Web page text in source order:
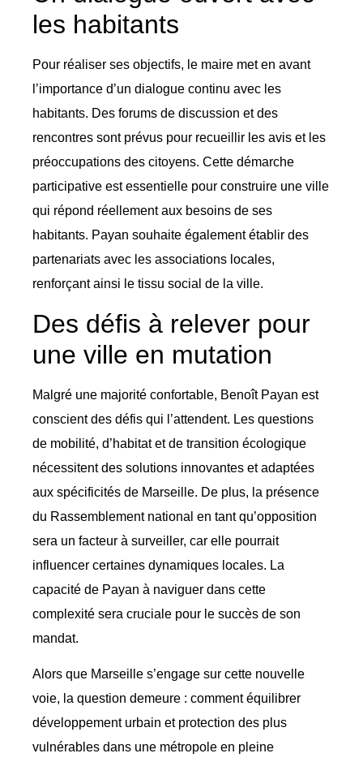
les habitants
Pour réaliser ses objectifs, le maire met en avant
l’importance d’un dialogue continu avec les
habitants. Des forums de discussion et des
rencontres sont prévus pour recueillir les avis et les
préoccupations des citoyens. Cette démarche
participative est essentielle pour construire une ville
qui répond réellement aux besoins de ses
habitants. Payan souhaite également établir des
partenariats avec les associations locales,
renforçant ainsi le tissu social de la ville.
Des défis à relever pour
une ville en mutation
Malgré une majorité confortable, Benoît Payan est
conscient des défis qui l’attendent. Les questions
de mobilité, d’habitat et de transition écologique
nécessitent des solutions innovantes et adaptées
aux spécificités de Marseille. De plus, la présence
du Rassemblement national en tant qu’opposition
sera un facteur à surveiller, car elle pourrait
influencer certaines dynamiques locales. La
capacité de Payan à naviguer dans cette
complexité sera cruciale pour le succès de son
mandat.
Alors que Marseille s’engage sur cette nouvelle
voie, la question demeure : comment équilibrer
développement urbain et protection des plus
vulnérables dans une métropole en pleine